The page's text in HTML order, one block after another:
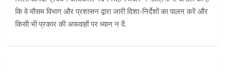
कि वे मौसम विभाग और प्रशासन द्वारा जारी दिशा-निर्देशों का पालन करें और
किसी भी प्रकार की अफवाहों पर ध्यान न दें.